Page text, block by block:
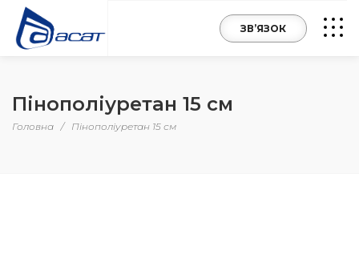
ЗВ’ЯЗОК
Пінополіуретан 15 см
Головна / Пінополіуретан 15 см